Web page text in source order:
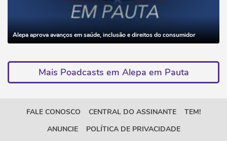
Alepa aprova avanços em saúde, inclusão e direitos do consumidor
Mais Poadcasts em Alepa em Pauta
FALE CONOSCO CENTRAL DO ASSINANTE
TEM!
ANUNCIE
POLÍTICA DE PRIVACIDADE